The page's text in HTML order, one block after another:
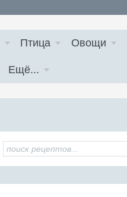
Птица Овощи
Ещё...